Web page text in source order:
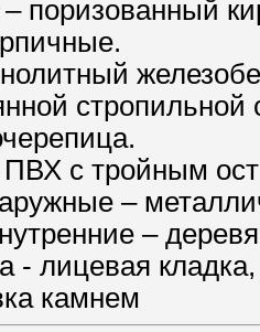
поризованный
стропильной
с тройным
–
–
- лицевая
камнем